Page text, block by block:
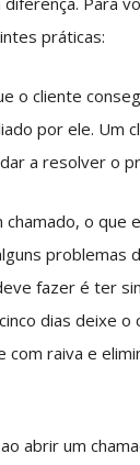
práticas:
o cliente
por ele. Um
a resolver o
chamado, o que
problemas
fazer é ter
dias deixe o
raiva e
abrir um